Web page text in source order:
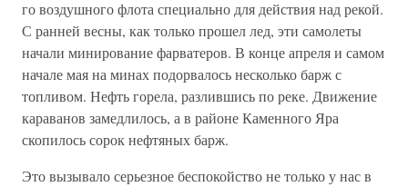
го воздушного флота специально для действия над рекой.
С ранней весны, как только прошел лед, эти самолеты
начали минирование фарватеров. В конце апреля и самом
начале мая на минах подорвалось несколько барж с
топливом. Нефть горела, разлившись по реке. Движение
караванов замедлилось, а в районе Каменного Яра
скопилось сорок нефтяных барж.
Это вызывало серьезное беспокойство не только у нас в